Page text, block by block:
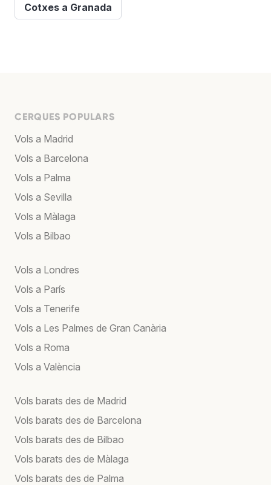
Cotxes a Granada
CERQUES POPULARS
Vols a Madrid
Vols a Barcelona
Vols a Palma
Vols a Sevilla
Vols a Màlaga
Vols a Bilbao
Vols a Londres
Vols a París
Vols a Tenerife
Vols a Les Palmes de Gran Canària
Vols a Roma
Vols a València
Vols barats des de Madrid
Vols barats des de Barcelona
Vols barats des de Bilbao
Vols barats des de Màlaga
Vols barats des de Palma